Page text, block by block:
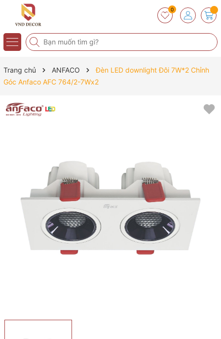
0
Trang chủ ANFACO
Đèn LED downlight Đôi 7W*2 Chỉnh
Góc Anfaco AFC 764/2-7Wx2